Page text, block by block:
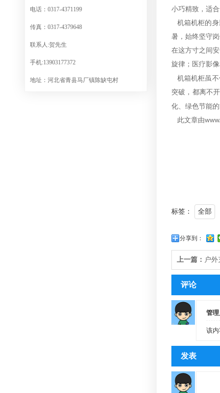
电话：0317-4371199
传真：0317-4379648
联系人:贺先生
手机:13903177372
地址：河北省青县马厂镇陈缺屯村
小巧精致，适
机箱机柜的身
暑，始终坚守
在这方寸之间
旋律；医疗影
机箱机柜虽不
突破，都离不
化、绿色节能
此文章由
标签： 全部
分享到：
上一篇： 户
评论
管
该
发表